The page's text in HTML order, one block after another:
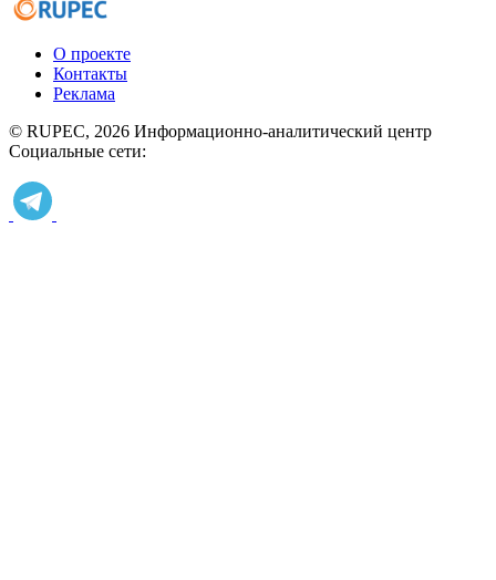
О проекте
Контакты
Реклама
© RUPEC, 2026 Информационно-аналитический центр
Социальные сети: